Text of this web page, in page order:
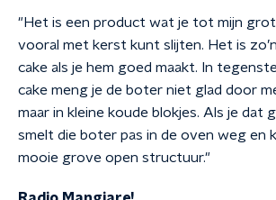
"Het is een product wat je tot mijn
vooral met kerst kunt slijten. Het is
cake als je hem goed maakt. In
cake meng je de boter niet glad door
maar in kleine koude blokjes. Als je dat
smelt die boter pas in de oven weg en
mooie grove open structuur."